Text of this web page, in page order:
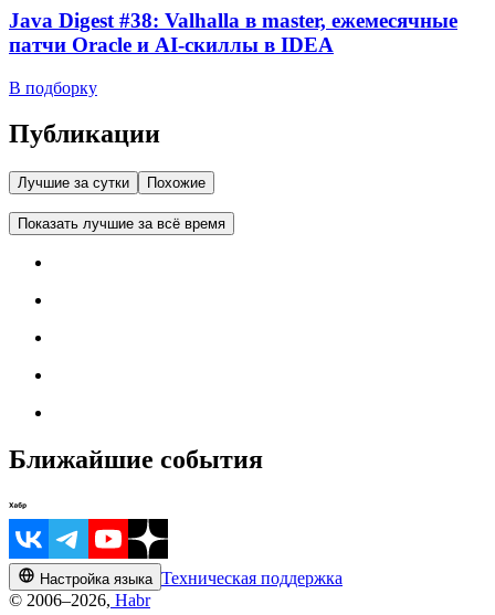
Java Digest #38: Valhalla в master, ежемесячные
патчи Oracle и AI-скиллы в IDEA
В подборку
Публикации
Лучшие за сутки Похожие
Показать лучшие за всё время
Ближайшие события
Настройка языка Техническая поддержка
© 2006–2026, Habr